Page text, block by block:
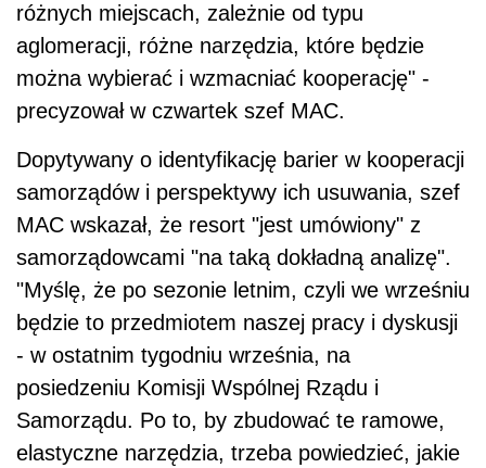
różnych miejscach, zależnie od typu
aglomeracji, różne narzędzia, które będzie
można wybierać i wzmacniać kooperację" -
precyzował w czwartek szef MAC.
Dopytywany o identyfikację barier w kooperacji
samorządów i perspektywy ich usuwania, szef
MAC wskazał, że resort "jest umówiony" z
samorządowcami "na taką dokładną analizę".
"Myślę, że po sezonie letnim, czyli we wrześniu
będzie to przedmiotem naszej pracy i dyskusji
- w ostatnim tygodniu września, na
posiedzeniu Komisji Wspólnej Rządu i
Samorządu. Po to, by zbudować te ramowe,
elastyczne narzędzia, trzeba powiedzieć, jakie